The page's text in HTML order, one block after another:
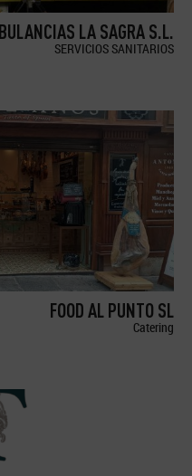
LA SAGRA S.L.
SERVICIOS SANITARIOS
FOOD AL PUNTO SL
Catering